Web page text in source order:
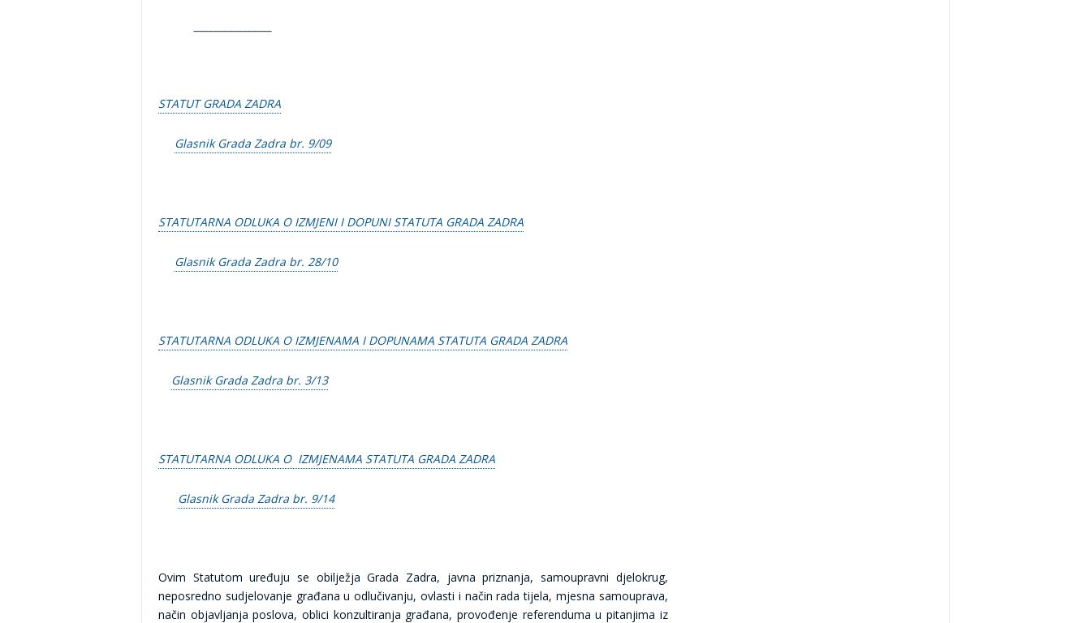
STATUT GRADA ZADRA
Glasnik Grada Zadra br. 9/09
STATUTARNA ODLUKA O IZMJENI I DOPUNI STATUTA GRADA ZADRA
Glasnik Grada Zadra br. 28/10
STATUTARNA ODLUKA O IZMJENAMA I DOPUNAMA STATUTA GRADA ZADRA
Glasnik Grada Zadra br. 3/13
STATUTARNA ODLUKA O IZMJENAMA STATUTA GRADA ZADRA
Glasnik Grada Zadra br. 9/14
Ovim Statutom uređuju se obilježja Grada Zadra, javna priznanja, samoupravni djelokrug,
neposredno sudjelovanje građana u odlučivanju, ovlasti i način rada tijela, mjesna samouprava,
način objavljanja poslova, oblici konzultiranja građana, provođenje referenduma u pitanjima iz